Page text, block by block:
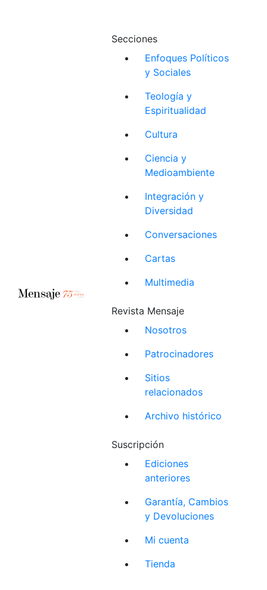
Secciones
Enfoques Políticos
y Sociales
Teología y
Espiritualidad
Cultura
Ciencia y
Medioambiente
Integración y
Diversidad
Conversaciones
Cartas
Multimedia
Revista Mensaje
Nosotros
Patrocinadores
Sitios
relacionados
Archivo histórico
Suscripción
Ediciones
anteriores
Garantía, Cambios
y Devoluciones
Mi cuenta
Tienda